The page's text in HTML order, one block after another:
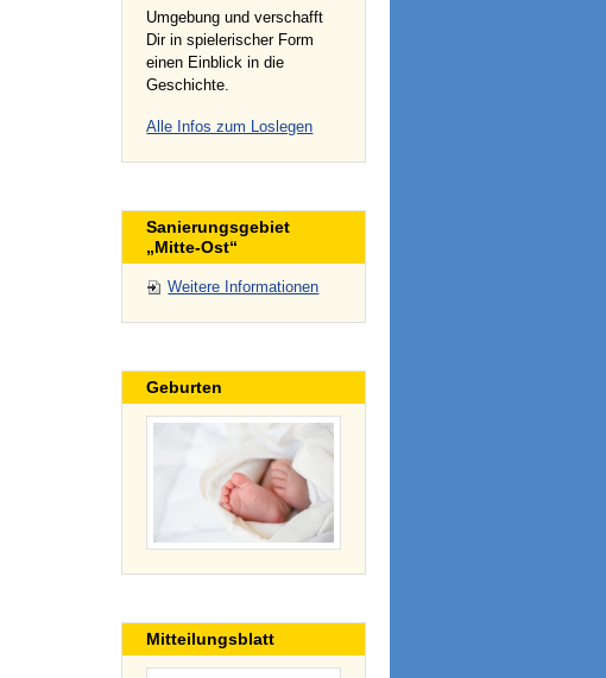
Umgebung und verschafft
Dir in spielerischer Form
einen Einblick in die
Geschichte.
Alle Infos zum Loslegen
Sanierungsgebiet
„Mitte-Ost“
Weitere Informationen
Geburten
Mitteilungsblatt